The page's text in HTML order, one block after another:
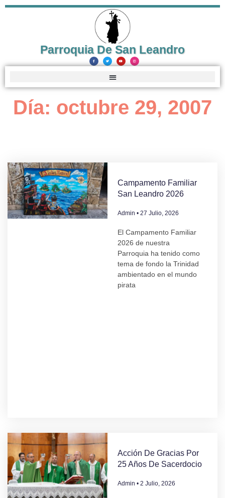
Parroquia De San Leandro
Día: octubre 29, 2007
Campamento Familiar
San Leandro 2026
Admin 27 Julio, 2026
El Campamento Familiar
2026 de nuestra
Parroquia ha tenido como
tema de fondo la Trinidad
ambientado en el mundo
pirata
Acción De Gracias Por
25 Años De Sacerdocio
Admin 2 Julio, 2026